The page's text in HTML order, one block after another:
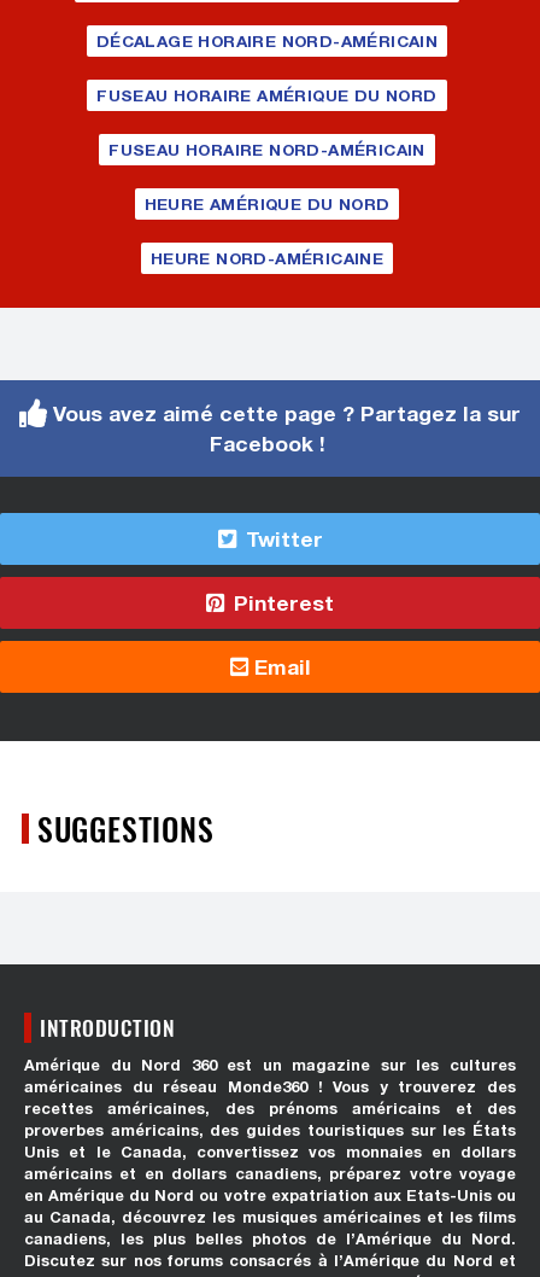
DÉCALAGE HORAIRE NORD-AMÉRICAIN
FUSEAU HORAIRE AMÉRIQUE DU NORD
FUSEAU HORAIRE NORD-AMÉRICAIN
HEURE AMÉRIQUE DU NORD
HEURE NORD-AMÉRICAINE
Vous avez aimé cette page ? Partagez la sur
Facebook !
Twitter
Pinterest
Email
SUGGESTIONS
INTRODUCTION
Amérique du Nord 360 est un magazine sur les cultures
américaines du réseau Monde360 ! Vous y trouverez des
recettes américaines, des prénoms américains et des
proverbes américains, des guides touristiques sur les États
Unis et le Canada, convertissez vos monnaies en dollars
américains et en dollars canadiens, préparez votre voyage
en Amérique du Nord ou votre expatriation aux Etats-Unis ou
au Canada, découvrez les musiques américaines et les films
canadiens, les plus belles photos de l’Amérique du Nord.
Discutez sur nos forums consacrés à l’Amérique du Nord et